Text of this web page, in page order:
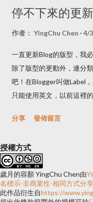
有字幕提醒，但在看到第
始，才開始看到什麼是人
Grace與Tom相遇時，她
必須處罰自己不能進食；
慢」而傲慢是不對的，一
父親爭論「傲慢（
代表優美、優雅Grace終
Why shouldn't we forgive
燒光只剩下一隻狗，而她
停不下來的更新
作者： YingChu Chen 4/
一直更新Blog的版型，我
除了版型的更動外，連分
吧！在Blogger叫做Label
只能使用英文，以前這裡
項目，把出版的文章和一
後，發現中文的label還會
字，Blogger知道這是個
以在分類上就出現了如右
章，但是在中文標籤裡是
分享 發佈留言
授權方式
歲月的容顏 YingChu Chen由
名標示-非商業性-相同方式分
此作品衍生自https://